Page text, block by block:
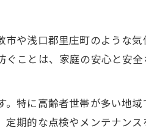
ト
や浅口郡里庄町のような
ことは、家庭の安心と安
特に高齢者世帯が多い地
期的な点検やメンテナン